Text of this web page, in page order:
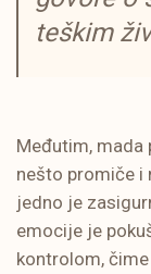
teškim
Međutim, mada
nešto promiče i
jedno je
emocije je
kontrolom,